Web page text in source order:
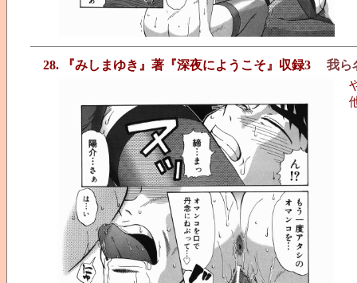
28. 『みしまゆき』著『深夜にようこそ』収録3
我ら